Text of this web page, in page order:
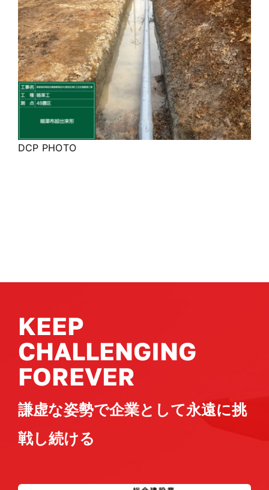
DCP PHOTO
KEEP
CHALLENGING
FOREVER
謙虚な姿勢で企業として永遠に挑
戦し続ける